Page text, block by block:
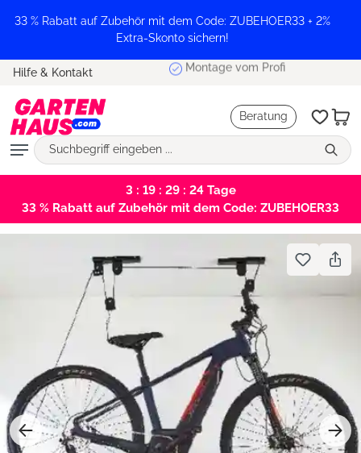
springen
33 % Rabatt auf Zubehör mit dem Code: ZUBEHOER33 + 2%
Extra-Skonto sichern!
Hilfe & Kontakt Montage vom Profi
Beratung
3 : 19 : 29 : 23Tage
33 % Rabatt auf Zubehör mit dem Code: ZUBEHOER33